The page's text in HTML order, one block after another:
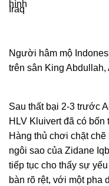
Người hâm mộ
trên sân King
Sau thất bại 2-3 trước
HLV Kluivert đã có bốn
Hàng thủ chơi chặt
ngôi sao của Zidane
tiếp tục cho thấy sự
bàn rõ rệt, với một pha